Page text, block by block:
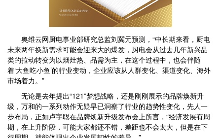
奥维云网厨电事业部研究总监刘冀元预测，“中长期来看，厨电
未来两年换新需求可能会迎来大的爆发，厨电会从过去几年新兴品
类的拉动转变为以烟灶热、品需为主，在这个过程中，也会伴随
着‘大鱼吃小鱼’的行业变动，企业应该从人群变化、渠道变化、海外
市场着力。”
无论是去年提出“121”梦想战略，还是刚刚展示的品牌焕新升
级，万和的一系列动作无疑早已洞察了行业的趋势性变化，先人一
步布局，正如卢宇聪在品牌焕新升级发布会上所言，“经济发展有周
期，在上升阶段，可能大家都还不错，差距也不会太大，但是在下